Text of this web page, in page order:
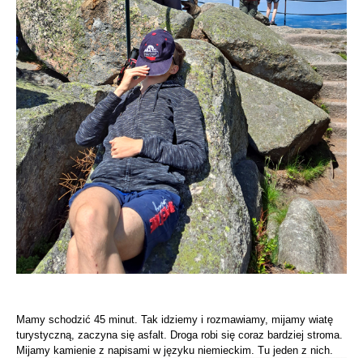
Mamy schodzić 45 minut. Tak idziemy i rozmawiamy, mijamy wiatę
turystyczną, zaczyna się asfalt. Droga robi się coraz bardziej stroma.
Mijamy kamienie z napisami w języku niemieckim. Tu jeden z nich.